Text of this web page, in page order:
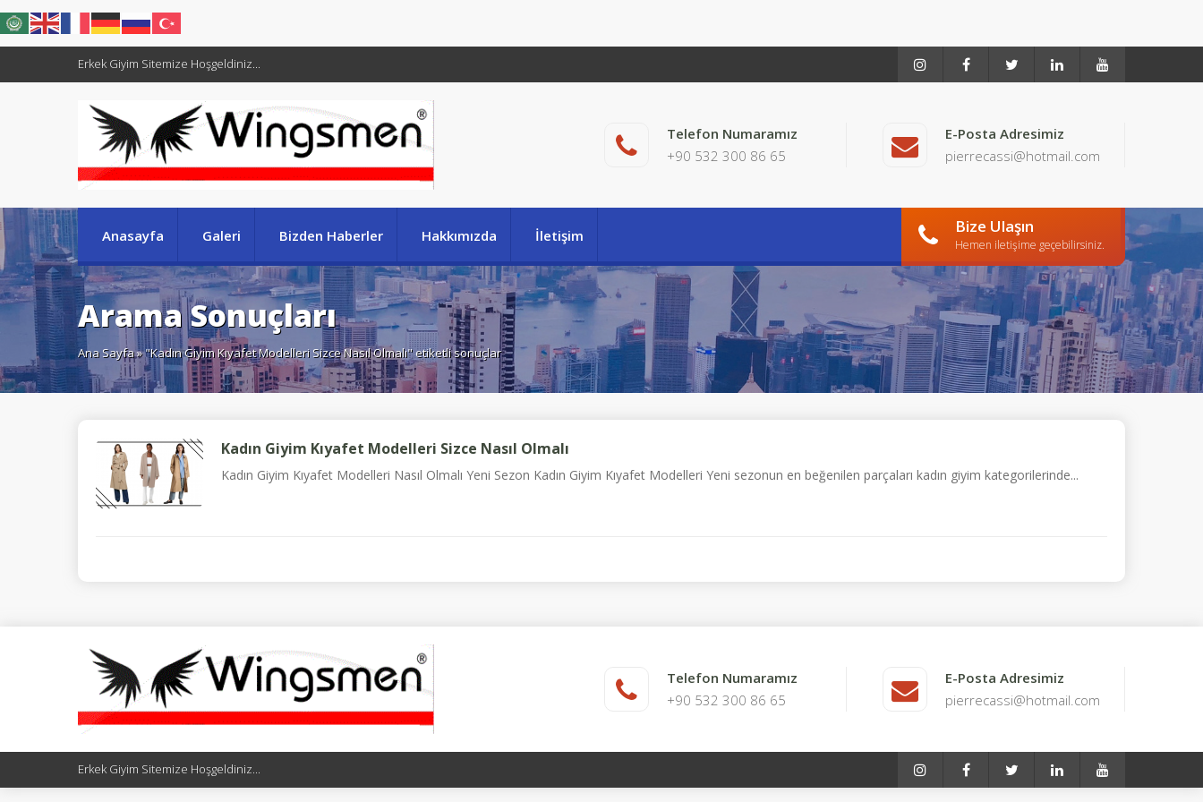
Erkek Giyim Sitemize Hoşgeldiniz...
E-Posta Adresimiz
pierrecassi@hotmail.com
Telefon Numaramız
+90 532 300 86 65
Anasayfa Galeri Bizden Haberler Hakkımızda İletişim Bize Ulaşın
Hemen iletişime geçebilirsiniz.
Arama Sonuçları
Ana Sayfa» "Kadın Giyim Kıyafet Modelleri Sizce Nasıl Olmalı" etiketli sonuçlar
Kadın Giyim Kıyafet Modelleri Sizce Nasıl Olmalı
Kadın Giyim Kıyafet Modelleri Nasıl Olmalı Yeni Sezon Kadın Giyim Kıyafet Modelleri Yeni sezonun en beğenilen parçaları kadın giyim kategorilerinde...
E-Posta Adresimiz
pierrecassi@hotmail.com
Telefon Numaramız
+90 532 300 86 65
Erkek Giyim Sitemize Hoşgeldiniz...